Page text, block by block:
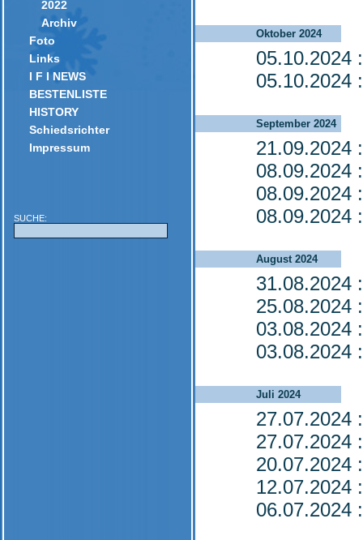
2022
Archiv
Foto
Links
I F I NEWS
BESTENLISTE
HISTORY
Schiedsrichter
Impressum
SUCHE:
Oktober 2024
05.10.2024
05.10.2024
September 2024
21.09.2024
08.09.2024
08.09.2024
08.09.2024
August 2024
31.08.2024
25.08.2024
03.08.2024
03.08.2024
Juli 2024
27.07.2024
27.07.2024
20.07.2024
12.07.2024
06.07.2024